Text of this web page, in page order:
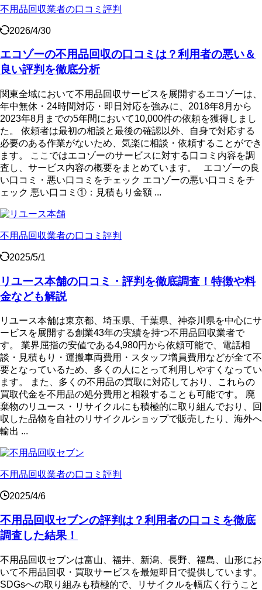
不用品回収業者の口コミ評判
2026/4/30
エコゾーの不用品回収の口コミは？利用者の悪い＆
良い評判を徹底分析
関東全域において不用品回収サービスを展開するエコゾーは、
年中無休・24時間対応・即日対応を強みに、2018年8月から
2023年8月までの5年間において10,000件の依頼を獲得しまし
た。 依頼者は最初の相談と最後の確認以外、自身で対応する
必要のある作業がないため、気楽に相談・依頼することができ
ます。 ここではエコゾーのサービスに対する口コミ内容を調
査し、サービス内容の概要をまとめています。 エコゾーの良
い口コミ・悪い口コミをチェック エコゾーの悪い口コミをチ
ェック 悪い口コミ①：見積もり金額 ...
不用品回収業者の口コミ評判
2025/5/1
リユース本舗の口コミ・評判を徹底調査！特徴や料
金なども解説
リユース本舗は東京都、埼玉県、千葉県、神奈川県を中心にサ
ービスを展開する創業43年の実績を持つ不用品回収業者で
す。 業界屈指の安値である4,980円から依頼可能で、電話相
談・見積もり・運搬車両費用・スタッフ増員費用などが全て不
要となっているため、多くの人にとって利用しやすくなってい
ます。 また、多くの不用品の買取に対応しており、これらの
買取代金を不用品の処分費用と相殺することも可能です。 廃
棄物のリユース・リサイクルにも積極的に取り組んでおり、回
収した品物を自社のリサイクルショップで販売したり、海外へ
輸出 ...
不用品回収業者の口コミ評判
2025/4/6
不用品回収セブンの評判は？利用者の口コミを徹底
調査した結果！
不用品回収セブンは富山、福井、新潟、長野、福島、山形にお
いて不用品回収・買取サービスを最短即日で提供しています。
SDGsへの取り組みも積極的で、リサイクルを幅広く行うこと